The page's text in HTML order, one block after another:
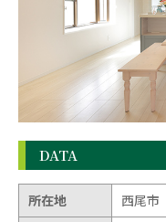
DATA
所在地 西尾市